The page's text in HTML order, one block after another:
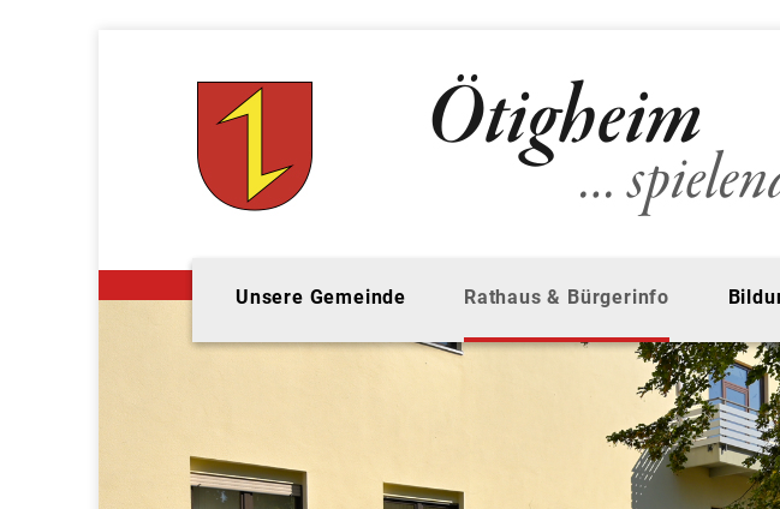
Unsere Gemeinde Rathaus & Bürgerinfo